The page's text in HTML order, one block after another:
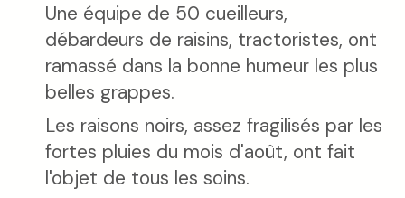
Une équipe de 50 cueilleurs,
débardeurs de raisins, tractoristes, ont
ramassé dans la bonne humeur les plus
belles grappes.
Les raisons noirs, assez fragilisés par les
fortes pluies du mois d'août, ont fait
l'objet de tous les soins.